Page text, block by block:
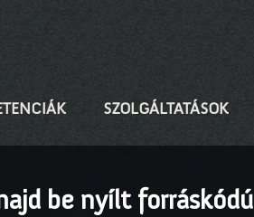
SZOLGÁLTATÁSOK
be nyílt forráskódú